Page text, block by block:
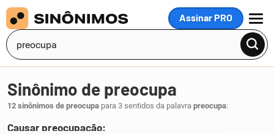
Assinar PRO
MENU
Sinônimo de preocupa
12 sinônimos de preocupa para 3 sentidos da palavra preocupa:
Causar preocupação: